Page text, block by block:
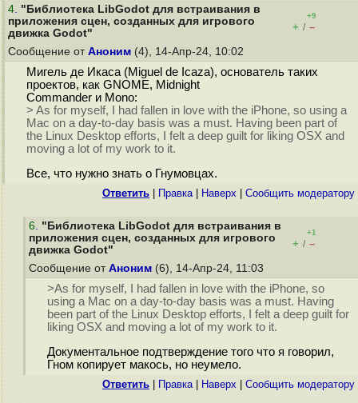
4. "Библиотека LibGodot для встраивания в
приложения сцен, созданных для игрового
движка Godot"
+9
+ / –
Сообщение от Аноним (4), 14-Апр-24, 10:02
Мигель де Икаса (Miguel de Icaza), основатель таких
проектов, как GNOME, Midnight
Commander и Mono:
> As for myself, I had fallen in love with the iPhone, so using a
Mac on a day-to-day basis was a must. Having been part of
the Linux Desktop efforts, I felt a deep guilt for liking OSX and
moving a lot of my work to it.
Все, что нужно знать о Гнумовцах.
Ответить Правка| Наверх Cообщить модератору
6. "Библиотека LibGodot для встраивания в
приложения сцен, созданных для игрового
движка Godot"
+1
+ / –
Сообщение от Аноним (6), 14-Апр-24, 11:03
>As for myself, I had fallen in love with the iPhone, so
using a Mac on a day-to-day basis was a must. Having
been part of the Linux Desktop efforts, I felt a deep guilt for
liking OSX and moving a lot of my work to it.
Документальное подтверждение того что я говорил,
Гном копирует макось, но неумело.
Ответить Правка| Наверх Cообщить модератору